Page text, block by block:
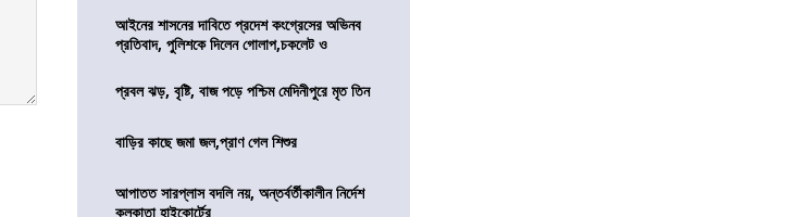
আইনের শাসনের দাবিতে প্রদেশ কংগ্রেসের অভিনব
প্রতিবাদ, পুলিশকে দিলেন গোলাপ,চকলেট ও
প্রবল ঝড়, বৃষ্টি, বাজ পড়ে পশ্চিম মেদিনীপুরে মৃত তিন
বাড়ির কাছে জমা জল,প্রাণ গেল শিশুর
আপাতত সারপ্লাস বদলি নয়, অন্তর্বর্তীকালীন নির্দেশ
কলকাতা হাইকোর্টের